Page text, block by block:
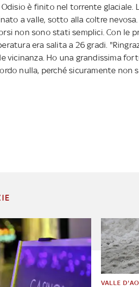
è finito nel torrente glaciale.
a valle, sotto alla coltre
non sono stati semplici. Con le
era salita a 26 gradi.
vicinanza. Ho una grandissima
nulla, perché sicuramente non
VALLE